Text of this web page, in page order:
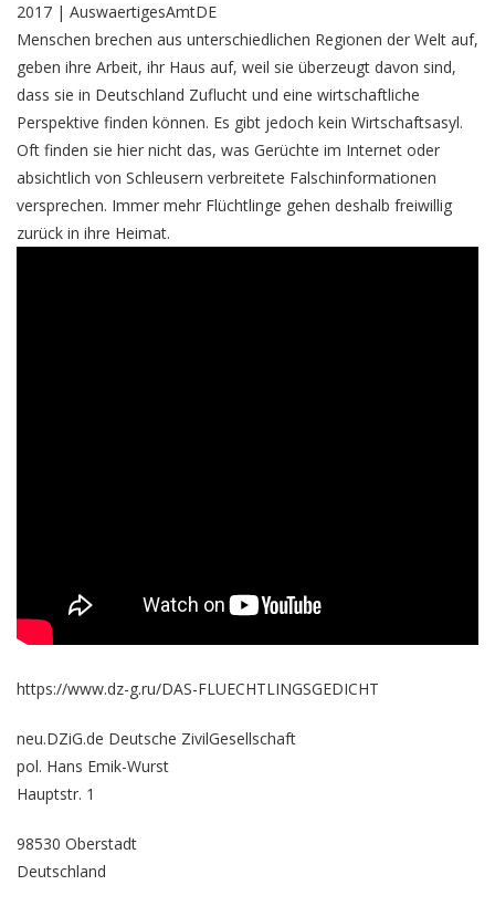
2017 | AuswaertigesAmtDE
Menschen brechen aus unterschiedlichen Regionen der Welt auf,
geben ihre Arbeit, ihr Haus auf, weil sie überzeugt davon sind,
dass sie in Deutschland Zuflucht und eine wirtschaftliche
Perspektive finden können. Es gibt jedoch kein Wirtschaftsasyl.
Oft finden sie hier nicht das, was Gerüchte im Internet oder
absichtlich von Schleusern verbreitete Falschinformationen
versprechen. Immer mehr Flüchtlinge gehen deshalb freiwillig
zurück in ihre Heimat.
https://www.dz-g.ru/DAS-FLUECHTLINGSGEDICHT
neu.DZiG.de Deutsche ZivilGesellschaft
pol. Hans Emik-Wurst
Hauptstr. 1
98530 Oberstadt
Deutschland